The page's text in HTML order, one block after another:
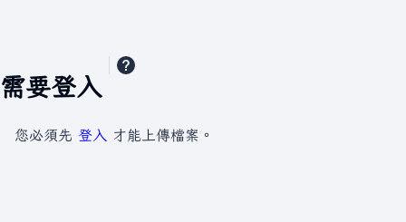
需要登入
您必須先 登入 才能上傳檔案。